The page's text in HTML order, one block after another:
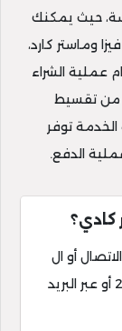
حيث يمكنك
وماستر كارد،
عملية الشراء
من تقسيط
وهذه الخدمة توفر
الدفع.
كادي؟
أو ال
WhatsApp على الرقم +971 50 255 2797 أو عبر البريد